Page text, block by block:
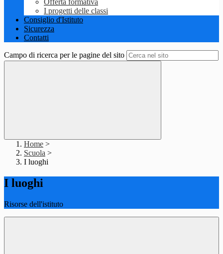
Offerta formativa
I progetti delle classi
Consiglio d'Istituto
Sicurezza
Contatti
Campo di ricerca per le pagine del sito
Home >
Scuola >
I luoghi
I luoghi
Risorse dell'istituto